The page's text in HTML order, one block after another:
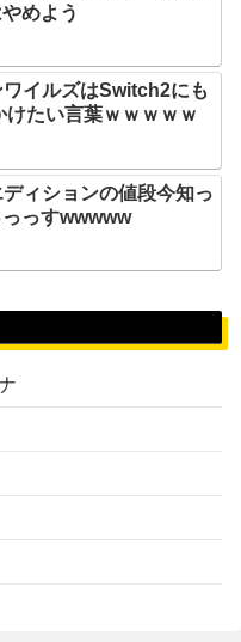
めよう
ワイルズはSwitch2にも
たい言葉ｗｗｗｗｗ
ディションの値段今知っ
っすwwwww